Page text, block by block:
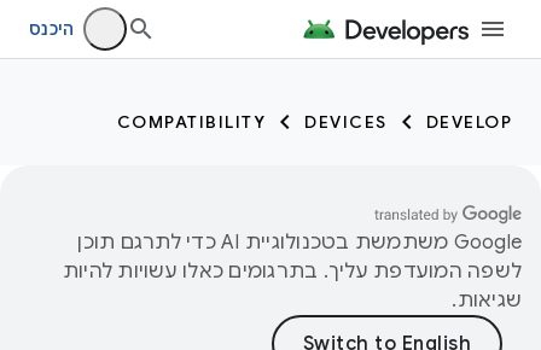
היכנס
DEVELOP
DEVICES
COMPATIBILITY
‫Google משתמשת בטכנולוגיית AI כדי לתרגם תוכן
לשפה המועדפת עליך. בתרגומים כאלו עשויות להיות
שגיאות.